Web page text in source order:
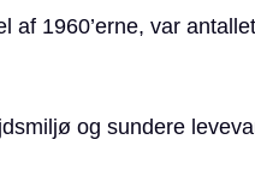
1960’erne, var
og sundere